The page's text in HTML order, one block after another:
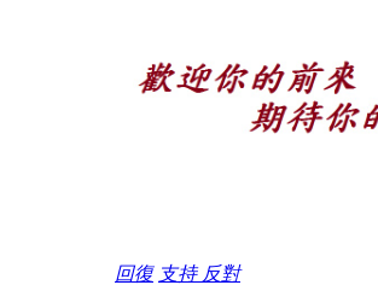
回復 支持 反對